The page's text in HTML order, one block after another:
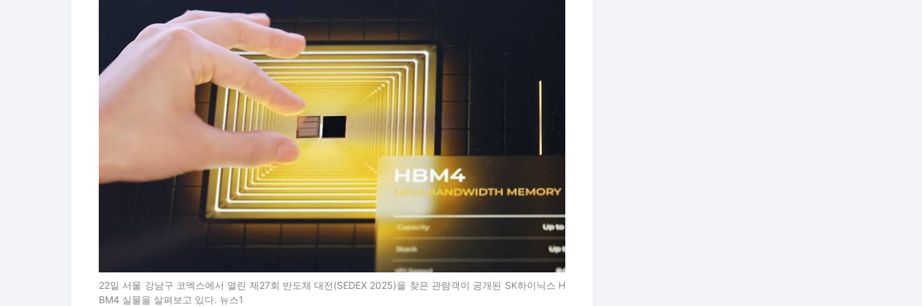
22일 서울 강남구 코엑스에서 열린 제27회 반도체 대전(SEDEX 2025)을 찾은 관람객이 공개된 SK하이닉스 H
BM4 실물을 살펴보고 있다. 뉴스1